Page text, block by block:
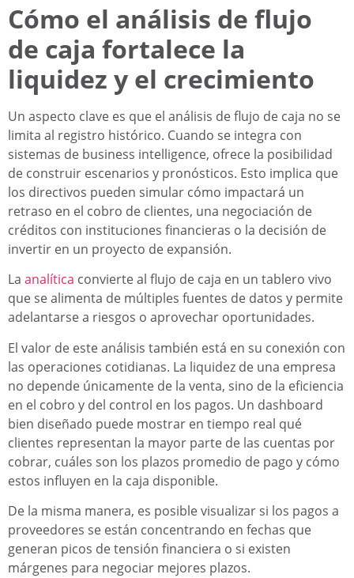
Cómo el análisis de flujo
de caja fortalece la
liquidez y el crecimiento
Un aspecto clave es que el análisis de flujo de caja no se
limita al registro histórico. Cuando se integra con
sistemas de business intelligence, ofrece la posibilidad
de construir escenarios y pronósticos. Esto implica que
los directivos pueden simular cómo impactará un
retraso en el cobro de clientes, una negociación de
créditos con instituciones financieras o la decisión de
invertir en un proyecto de expansión.
La analítica convierte al flujo de caja en un tablero vivo
que se alimenta de múltiples fuentes de datos y permite
adelantarse a riesgos o aprovechar oportunidades.
El valor de este análisis también está en su conexión con
las operaciones cotidianas. La liquidez de una empresa
no depende únicamente de la venta, sino de la eficiencia
en el cobro y del control en los pagos. Un dashboard
bien diseñado puede mostrar en tiempo real qué
clientes representan la mayor parte de las cuentas por
cobrar, cuáles son los plazos promedio de pago y cómo
estos influyen en la caja disponible.
De la misma manera, es posible visualizar si los pagos a
proveedores se están concentrando en fechas que
generan picos de tensión financiera o si existen
márgenes para negociar mejores plazos.